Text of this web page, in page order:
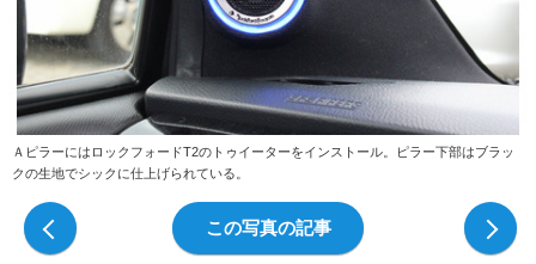
ＡピラーにはロックフォードT2のトゥイーターをインストール。ピラー下部はブラッ
クの生地でシックに仕上げられている。
この写真の記事